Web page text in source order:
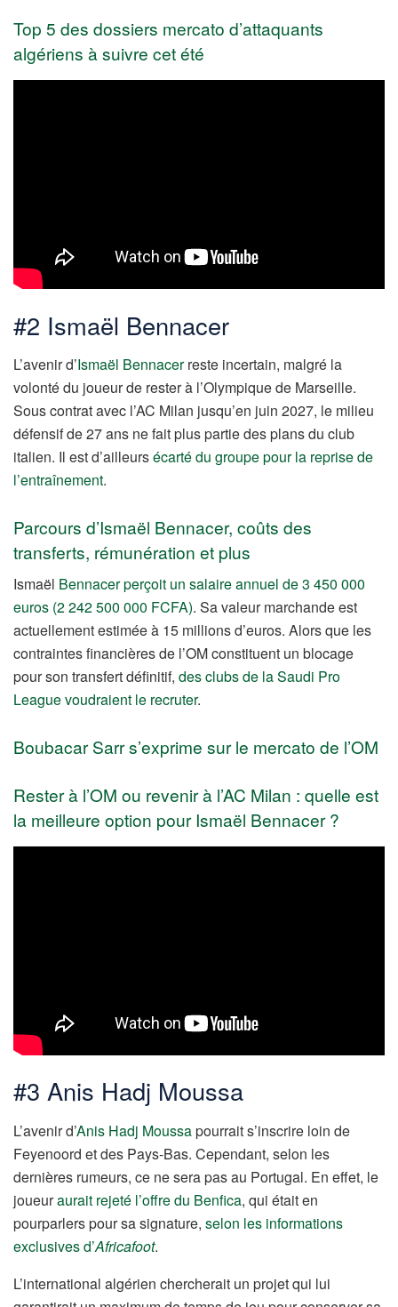
Top 5 des dossiers mercato d’attaquants
algériens à suivre cet été
#2 Ismaël Bennacer
L’avenir d’Ismaël Bennacerreste incertain, malgré la
volonté du joueur de rester à l’Olympique de Marseille.
Sous contrat avec l’AC Milan jusqu’en juin 2027, le milieu
défensif de 27 ans ne fait plus partie des plans du club
italien. Il est d’ailleursécarté du groupe pour la reprise de
l’entraînement.
Parcours d’Ismaël Bennacer, coûts des
transferts, rémunération et plus
Ismaël Bennacer perçoit un salaire annuel de 3 450 000
euros (2 242 500 000 FCFA). Sa valeur marchande est
actuellement estimée à 15 millions d’euros. Alors que les
contraintes financières de l’OM constituent un blocage
pour son transfert définitif, des clubs de la Saudi Pro
League voudraient le recruter.
Boubacar Sarr s’exprime sur le mercato de l’OM
Rester à l’OM ou revenir à l’AC Milan : quelle est
la meilleure option pour Ismaël Bennacer ?
#3 Anis Hadj Moussa
L’avenir d’Anis Hadj Moussapourrait s’inscrire loin de
Feyenoord et des Pays-Bas. Cependant, selon les
dernières rumeurs, ce ne sera pas au Portugal. En effet, le
joueuraurait rejeté l’offre du Benfica, qui était en
pourparlers pour sa signature, selon les informations
exclusives d’Africafoot.
L’international algérien chercherait un projet qui lui